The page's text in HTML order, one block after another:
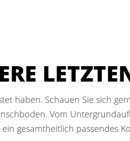
haben. Schauen Sie sich
Vom
gesamtheitlich passendes